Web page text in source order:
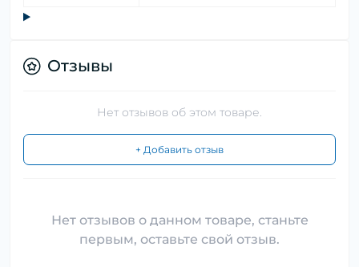
Отзывы
Нет отзывов об этом товаре.
+ Добавить отзыв
Нет отзывов о данном товаре, станьте
первым, оставьте свой отзыв.